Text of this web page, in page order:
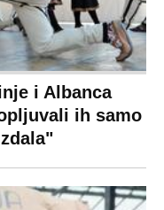
i Albanca
ih samo